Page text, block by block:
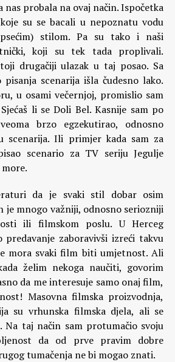
nas probala na ovaj način. Ispočetka
su se bacali u nepoznatu vodu
stilom. Pa su tako i naši
koji su tek tada proplivali.
drugačiji ulazak u taj posao. Sa
scenarija išla čudesno lako.
u osami večernjoj, promislio sam
li se Doli Bel. Kasnije sam po
brzo egzekutirao, odnosno
scenarija. Ili primjer kada sam za
scenario za TV seriju Jegulje
da je svaki stil dobar osim
je mnogo važniji, odnosno seriozniji
ili filmskom poslu. U Herceg
predavanje zaboravivši izreći takvu
mora svaki film biti umjetnost. Ali
želim nekoga naučiti, govorim
da me interesuje samo onaj film,
Masovna filmska proizvodnja,
su vrhunska filmska djela, ali se
Na taj način sam protumačio svoju
da od prve pravim dobre
tumačenja ne bi mogao znati.